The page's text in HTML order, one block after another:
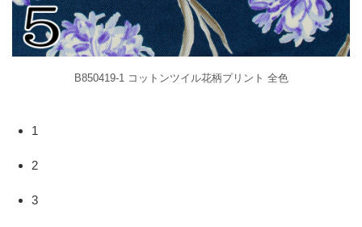
B850419-1 コットンツイル花柄プリント 全色
1
2
3